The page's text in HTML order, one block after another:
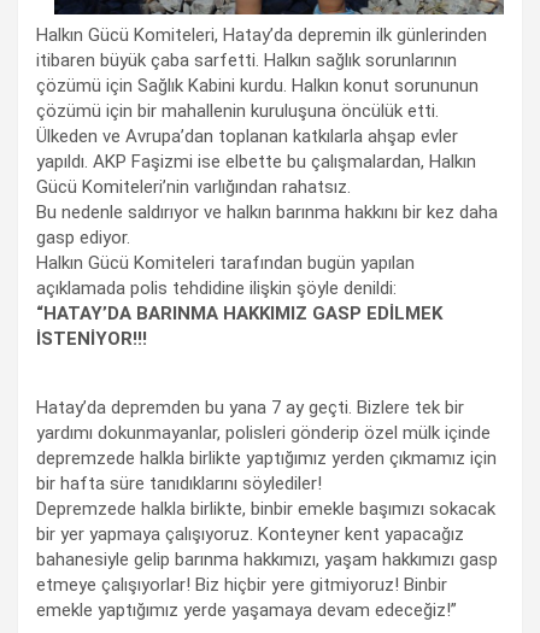
Halkın Gücü Komiteleri, Hatay’da depremin ilk günlerinden
itibaren büyük çaba sarfetti. Halkın sağlık sorunlarının
çözümü için Sağlık Kabini kurdu. Halkın konut sorununun
çözümü için bir mahallenin kuruluşuna öncülük etti.
Ülkeden ve Avrupa’dan toplanan katkılarla ahşap evler
yapıldı. AKP Faşizmi ise elbette bu çalışmalardan, Halkın
Gücü Komiteleri’nin varlığından rahatsız.
Bu nedenle saldırıyor ve halkın barınma hakkını bir kez daha
gasp ediyor.
Halkın Gücü Komiteleri tarafından bugün yapılan
açıklamada polis tehdidine ilişkin şöyle denildi:
“HATAY’DA BARINMA HAKKIMIZ GASP EDİLMEK
İSTENİYOR!!!
Hatay’da depremden bu yana 7 ay geçti. Bizlere tek bir
yardımı dokunmayanlar, polisleri gönderip özel mülk içinde
depremzede halkla birlikte yaptığımız yerden çıkmamız için
bir hafta süre tanıdıklarını söylediler!
Depremzede halkla birlikte, binbir emekle başımızı sokacak
bir yer yapmaya çalışıyoruz. Konteyner kent yapacağız
bahanesiyle gelip barınma hakkımızı, yaşam hakkımızı gasp
etmeye çalışıyorlar! Biz hiçbir yere gitmiyoruz! Binbir
emekle yaptığımız yerde yaşamaya devam edeceğiz!”